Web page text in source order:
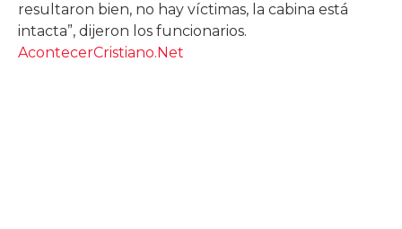
resultaron bien, no hay víctimas, la cabina está
intacta”, dijeron los funcionarios.
AcontecerCristiano.Net